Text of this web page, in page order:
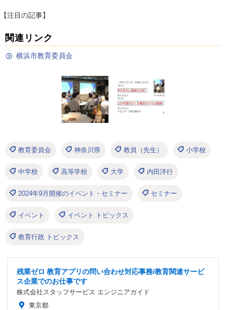
【注目の記事】
関連リンク
横浜市教育委員会
教育委員会 神奈川県 教員（先生） 小学校
中学校 高等学校 大学 内田洋行
2024年9月開催のイベント・セミナー セミナー
イベント イベント トピックス
教育行政 トピックス
残業ゼロ 教育アプリの問い合わせ対応事務/教育関連サービ
ス企業でのお仕事です
株式会社スタッフサービス エンジニアガイド
東京都